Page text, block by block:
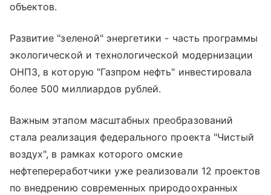
объектов.
Развитие "зеленой" энергетики - часть программы
экологической и технологической модернизации
ОНПЗ, в которую "Газпром нефть" инвестировала
более 500 миллиардов рублей.
Важным этапом масштабных преобразований
стала реализация федерального проекта "Чистый
воздух", в рамках которого омские
нефтепереработчики уже реализовали 12 проектов
по внедрению современных природоохранных